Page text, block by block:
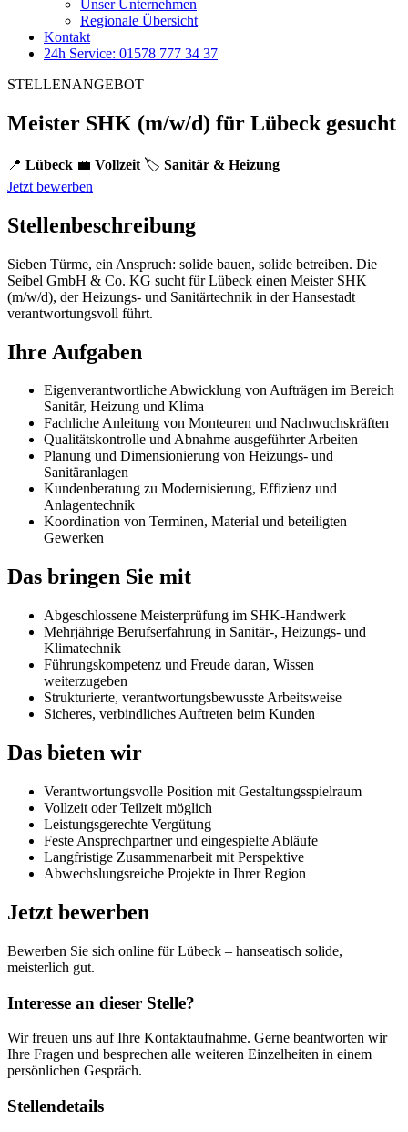
Unser Unternehmen
Regionale Übersicht
Kontakt
24h Service: 01578 777 34 37
STELLENANGEBOT
Meister SHK (m/w/d) für Lübeck gesucht
📍 Lübeck 💼 Vollzeit 🏷️ Sanitär & Heizung
Jetzt bewerben
Stellenbeschreibung
Sieben Türme, ein Anspruch: solide bauen, solide betreiben. Die
Seibel GmbH & Co. KG sucht für Lübeck einen Meister SHK
(m/w/d), der Heizungs- und Sanitärtechnik in der Hansestadt
verantwortungsvoll führt.
Ihre Aufgaben
Eigenverantwortliche Abwicklung von Aufträgen im Bereich
Sanitär, Heizung und Klima
Fachliche Anleitung von Monteuren und Nachwuchskräften
Qualitätskontrolle und Abnahme ausgeführter Arbeiten
Planung und Dimensionierung von Heizungs- und
Sanitäranlagen
Kundenberatung zu Modernisierung, Effizienz und
Anlagentechnik
Koordination von Terminen, Material und beteiligten
Gewerken
Das bringen Sie mit
Abgeschlossene Meisterprüfung im SHK-Handwerk
Mehrjährige Berufserfahrung in Sanitär-, Heizungs- und
Klimatechnik
Führungskompetenz und Freude daran, Wissen
weiterzugeben
Strukturierte, verantwortungsbewusste Arbeitsweise
Sicheres, verbindliches Auftreten beim Kunden
Das bieten wir
Verantwortungsvolle Position mit Gestaltungsspielraum
Vollzeit oder Teilzeit möglich
Leistungsgerechte Vergütung
Feste Ansprechpartner und eingespielte Abläufe
Langfristige Zusammenarbeit mit Perspektive
Abwechslungsreiche Projekte in Ihrer Region
Jetzt bewerben
Bewerben Sie sich online für Lübeck – hanseatisch solide,
meisterlich gut.
Interesse an dieser Stelle?
Wir freuen uns auf Ihre Kontaktaufnahme. Gerne beantworten wir
Ihre Fragen und besprechen alle weiteren Einzelheiten in einem
persönlichen Gespräch.
Stellendetails